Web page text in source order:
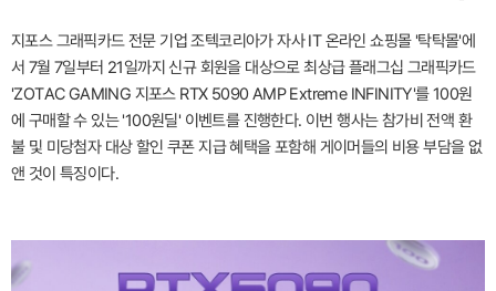
지포스 그래픽카드 전문 기업 조텍코리아가 자사 IT 온라인 쇼핑몰 '탁탁몰'에
서 7월 7일부터 21일까지 신규 회원을 대상으로 최상급 플래그십 그래픽카드
'ZOTAC GAMING 지포스 RTX 5090 AMP Extreme INFINITY'를 100원
에 구매할 수 있는 '100원딜' 이벤트를 진행한다. 이번 행사는 참가비 전액 환
불 및 미당첨자 대상 할인 쿠폰 지급 혜택을 포함해 게이머들의 비용 부담을 없
앤 것이 특징이다.